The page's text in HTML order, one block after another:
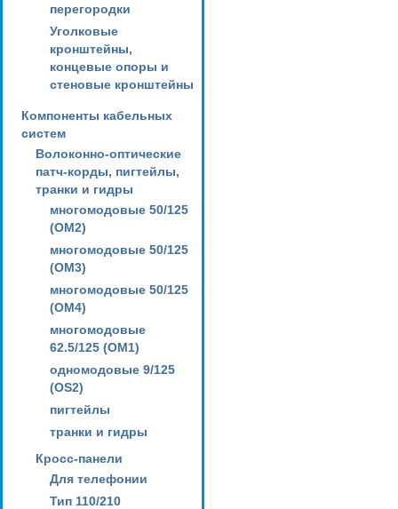
перегородки
Уголковые
кронштейны,
концевые опоры и
стеновые кронштейны
Компоненты кабельных
систем
Волоконно-оптические
патч-корды, пигтейлы,
транки и гидры
многомодовые 50/125
(OM2)
многомодовые 50/125
(OM3)
многомодовые 50/125
(OM4)
многомодовые
62.5/125 (OM1)
одномодовые 9/125
(OS2)
пигтейлы
транки и гидры
Кросс-панели
Для телефонии
Тип 110/210